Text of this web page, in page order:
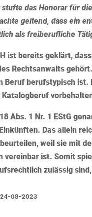
stufte das Honorar für
geltend, dass ein
als freiberufliche
ist bereits geklärt,
Rechtsanwalts
berufstypisch ist.
Abs. 1 Nr. 1 EStG
Das allein
weil sie mit
ist. Somit
zulässig
24-08-2023